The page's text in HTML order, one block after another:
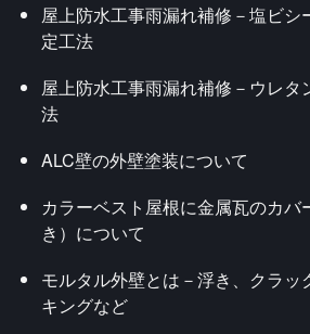
屋上防水工事雨漏れ補修－塩ビシ
定工法
屋上防水工事雨漏れ補修－ウレタ
法
ALC壁の外壁塗装について
カラーベスト屋根に金属瓦のカバ
き）について
モルタル外壁とは－浮き、クラッ
キングなど